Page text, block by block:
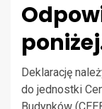
Deklarację
do jednostki
Budynków